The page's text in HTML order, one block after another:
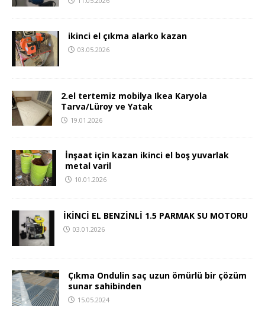
ikinci el çıkma alarko kazan
03.05.2026
2.el tertemiz mobilya Ikea Karyola
Tarva/Lüroy ve Yatak
19.01.2026
İnşaat için kazan ikinci el boş yuvarlak
metal varil
10.01.2026
İKİNCİ EL BENZİNLİ 1.5 PARMAK SU MOTORU
03.01.2026
Çıkma Ondulin saç uzun ömürlü bir çözüm
sunar sahibinden
15.05.2024